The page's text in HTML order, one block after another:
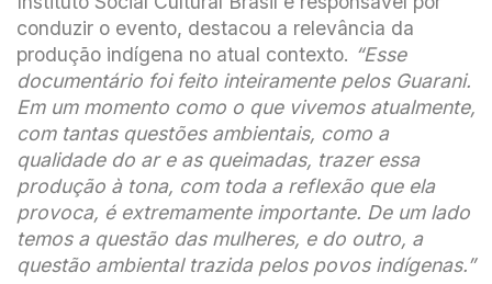
conduzir o evento, destacou a relevância da
produção indígena no atual contexto. “Esse
documentário foi feito inteiramente pelos Guarani.
Em um momento como o que vivemos atualmente,
com tantas questões ambientais, como a
qualidade do ar e as queimadas, trazer essa
produção à tona, com toda a reflexão que ela
provoca, é extremamente importante. De um lado
temos a questão das mulheres, e do outro, a
questão ambiental trazida pelos povos indígenas.”